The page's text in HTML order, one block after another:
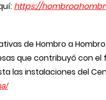
https://
de Hombro a
que contribuyó con el
las instalaciones del